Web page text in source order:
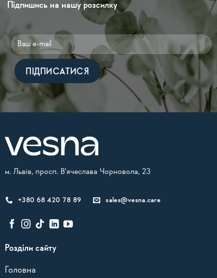
Підпишись на нашу розсилку
Alternative:
м. Львів, просп. В'ячеслава Чорновола, 23
+380 68 420 78 89 sales@vesna.care
Розділи сайту
Головна